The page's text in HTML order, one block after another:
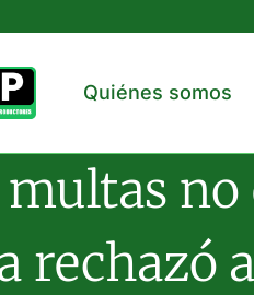
Quiénes somos
multas no
rechazó